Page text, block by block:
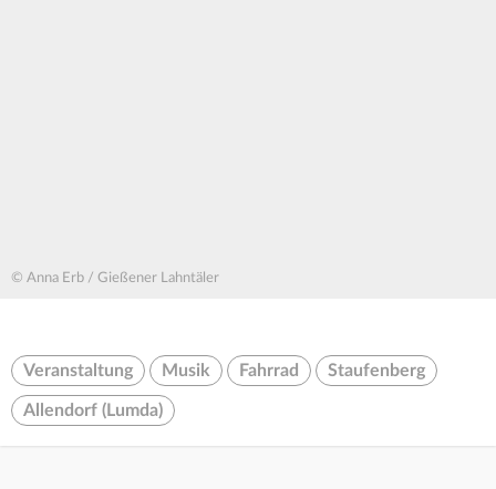
© Anna Erb / Gießener Lahntäler
Veranstaltung Musik Fahrrad Staufenberg
Allendorf (Lumda)